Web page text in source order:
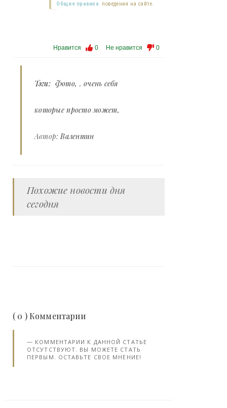
Общие правила поведения на сайте.
Нравится 0 Не нравится 0
Тэги: Фото , очень себя
которые просто может
Автор:Валентин
Похожие новости дня
сегодня
( 0 ) Комментарии
КОММЕНТАРИИ К ДАННОЙ СТАТЬЕ
ОТСУТСТВУЮТ. ВЫ МОЖЕТЕ СТАТЬ
ПЕРВЫМ. ОСТАВЬТЕ СВОЕ МНЕНИЕ!